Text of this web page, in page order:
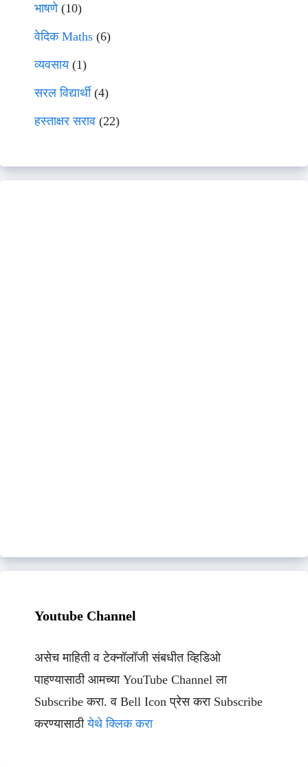
भाषणे(10)
वेदिक Maths (6)
व्यवसाय(1)
सरल विद्यार्थी(4)
हस्ताक्षर सराव (22)
Youtube Channel
असेच माहिती व टेक्नॉलॉजी संबधीत व्हिडिओ
पाहण्यासाठी आमच्या YouTube Channel ला
Subscribe करा. व Bell Icon प्रेस करा Subscribe
करण्यासाठीयेथे क्लिक करा